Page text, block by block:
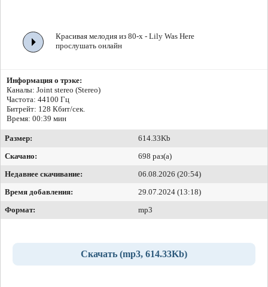
Красивая мелодия из 80-х - Lily Was Here
прослушать онлайн
Информация о трэке:
Каналы: Joint stereo (Stereo)
Частота: 44100 Гц
Битрейт: 128 Кбит/сек.
Время: 00:39 мин
Размер:
614.33Kb
Скачано:
698 раз(а)
Недавнее скачивание:
06.08.2026 (20:54)
Время добавления:
29.07.2024 (13:18)
Формат:
mp3
Скачать (mp3, 614.33Kb)